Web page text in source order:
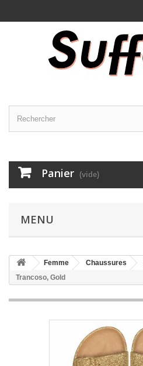
Panier (vide)
MENU
Femme Chaussures
Trancoso, Gold